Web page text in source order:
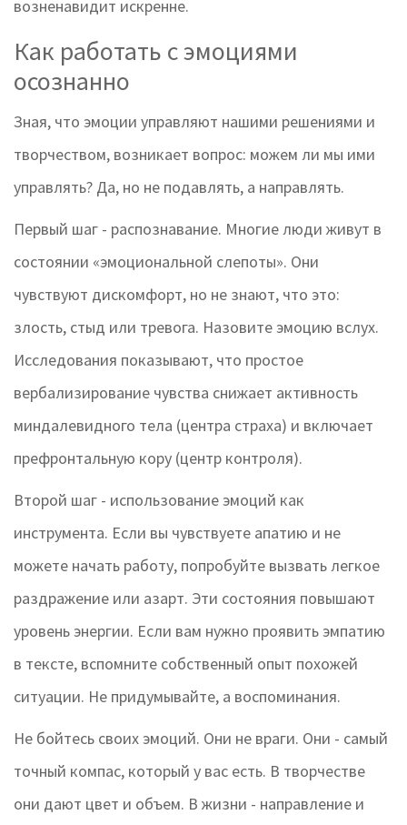
возненавидит искренне.
Как работать с эмоциями
осознанно
Зная, что эмоции управляют нашими решениями и
творчеством, возникает вопрос: можем ли мы ими
управлять? Да, но не подавлять, а направлять.
Первый шаг - распознавание. Многие люди живут в
состоянии «эмоциональной слепоты». Они
чувствуют дискомфорт, но не знают, что это:
злость, стыд или тревога. Назовите эмоцию вслух.
Исследования показывают, что простое
вербализирование чувства снижает активность
миндалевидного тела (центра страха) и включает
префронтальную кору (центр контроля).
Второй шаг - использование эмоций как
инструмента. Если вы чувствуете апатию и не
можете начать работу, попробуйте вызвать легкое
раздражение или азарт. Эти состояния повышают
уровень энергии. Если вам нужно проявить эмпатию
в тексте, вспомните собственный опыт похожей
ситуации. Не придумывайте, а воспоминания.
Не бойтесь своих эмоций. Они не враги. Они - самый
точный компас, который у вас есть. В творчестве
они дают цвет и объем. В жизни - направление и